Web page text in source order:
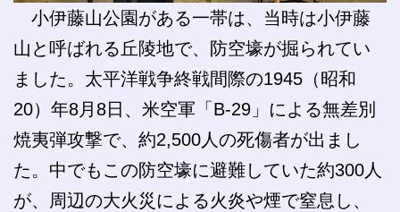
小伊藤山公園がある一帯は、当時は小伊藤
山と呼ばれる丘陵地で、防空壕が掘られてい
ました。太平洋戦争終戦間際の1945（昭和
20）年8月8日、米空軍「B‐29」による無差別
焼夷弾攻撃で、約2,500人の死傷者が出まし
た。中でもこの防空壕に避難していた約300人
が、周辺の大火災による火炎や煙で窒息し、